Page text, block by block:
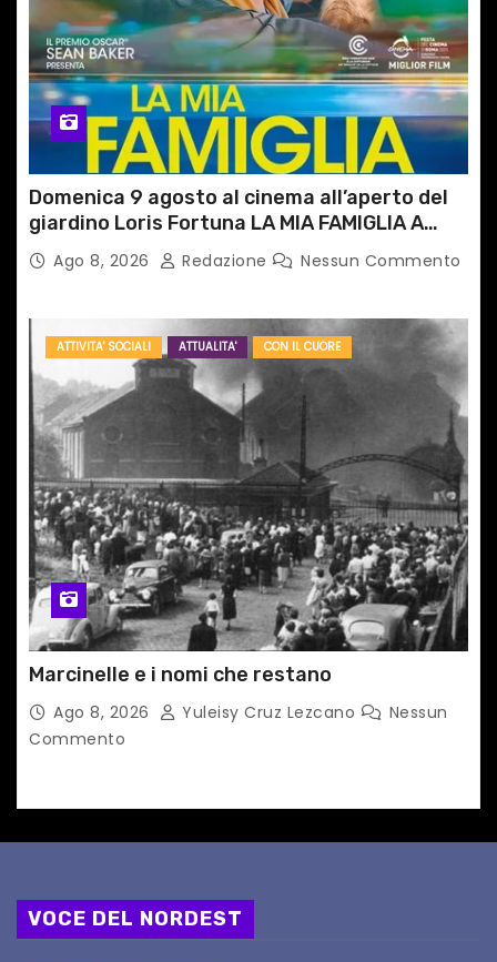
Domenica 9 agosto al cinema all’aperto del
giardino Loris Fortuna LA MIA FAMIGLIA A
TAIPEIAgo 8, 2026 Redazione Nessun Commento
ATTIVITA' SOCIALI ATTUALITA' CON IL CUORE
Marcinelle e i nomi che restano
Ago 8, 2026 Yuleisy Cruz Lezcano
Nessun
Commento
VOCE DEL NORDEST